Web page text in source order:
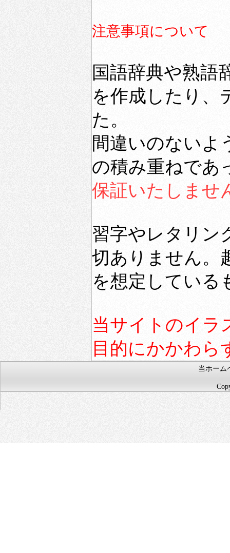
注意事項について
国語辞典や熟語
を作成したり、
た。
間違いのないよ
の積み重ねであ
保証いたしませ
習字やレタリン
切ありません。
を想定している
当サイトのイラ
目的にかかわら
当ホーム